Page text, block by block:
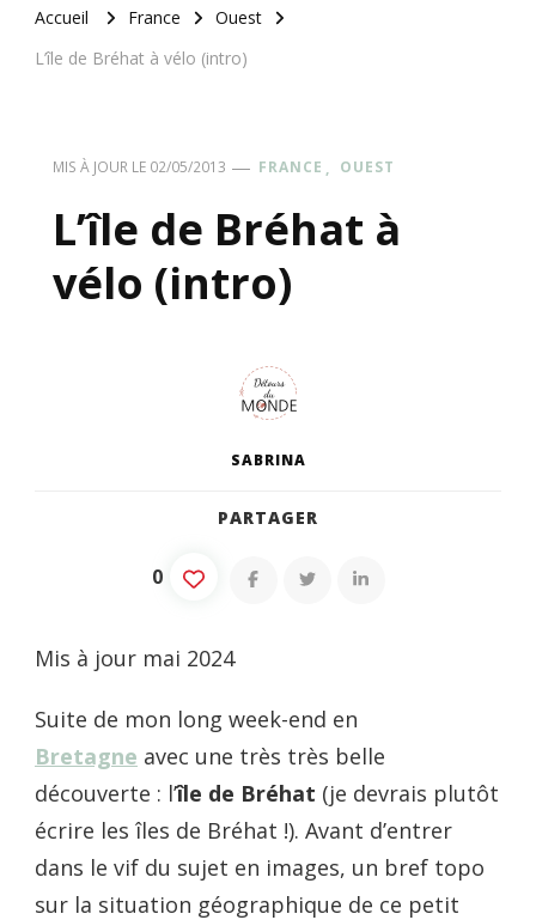
Accueil France
Ouest
L’île de Bréhat à vélo (intro)
MIS À JOUR LE 02/05/2013 FRANCE OUEST
L’île de Bréhat à
vélo (intro)
SABRINA
PARTAGER
0
Mis à jour mai 2024
Suite de mon long week-end en
Bretagne avec une très très belle
découverte : l’île de Bréhat (je devrais plutôt
écrire les îles de Bréhat !). Avant d’entrer
dans le vif du sujet en images, un bref topo
sur la situation géographique de ce petit